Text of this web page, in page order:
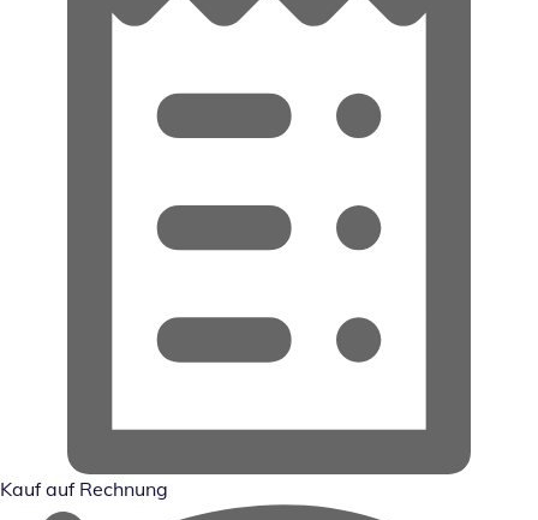
Kauf auf Rechnung